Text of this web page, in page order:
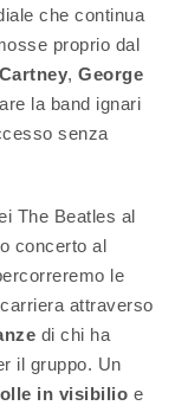
che continua
proprio dal
, George
la band ignari
senza
The Beatles al
concerto al
le
attraverso
di chi ha
il gruppo. Un
in visibilio e